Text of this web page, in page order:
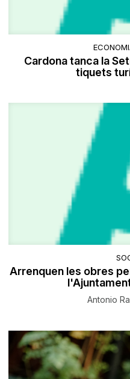
Cardona tanca la
tiquets
Arrenquen les obres
Antonio